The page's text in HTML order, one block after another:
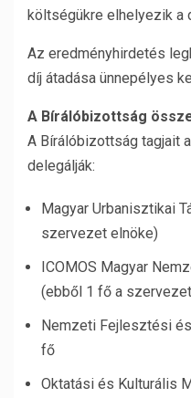
költségükre elhelyezik a
Az eredményhirdetés
díj átadása ünnepélyes
A Bírálóbizottság
A Bírálóbizottság tagjait
delegálják:
Magyar Urbanisztikai
szervezet elnöke)
ICOMOS Magyar
(ebből 1 fő a
Nemzeti Fejlesztési
fő
Oktatási és Kulturális